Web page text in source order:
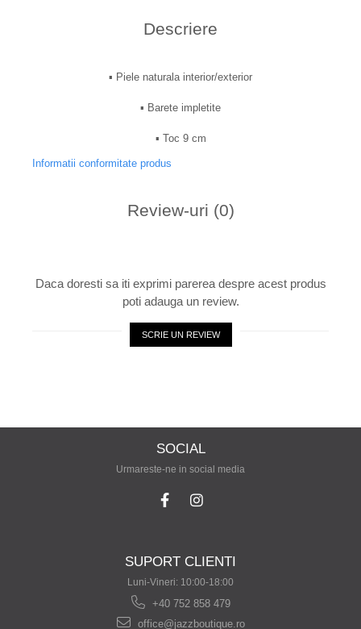
Descriere
▪︎ Piele naturala interior/exterior
▪︎ Barete impletite
▪︎ Toc 9 cm
Informatii conformitate produs
Review-uri (0)
Daca doresti sa iti exprimi parerea despre acest produs
poti adauga un review.
SCRIE UN REVIEW
SOCIAL
Urmareste-ne in social media
SUPORT CLIENTI
Luni-Vineri: 10:00-18:00
+40 752 858 479
office@jazzboutique.ro